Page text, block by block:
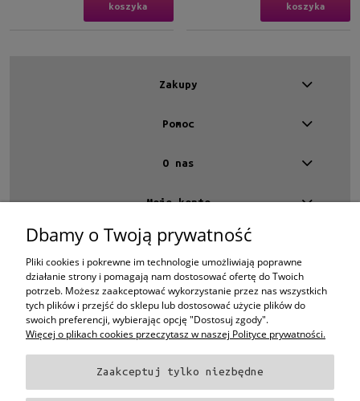
koszyka
koszyka
Zakupy
Pomoc
O nas
Moje konto
Kontakt
4 EYES OPTYKA -
optyk Warszawa
ul.Chmielna 4
00-020 Warszawa
woj. mazowieckie
+48 696 015 670
sklep@4eyes.pl
Oprawki i okulary Ray-BanOprawki i okulary PersolOprawki i okulary Polo
Dbamy o Twoją prywatność
Pliki cookies i pokrewne im technologie umożliwiają poprawne
działanie strony i pomagają nam dostosować ofertę do Twoich
potrzeb. Możesz zaakceptować wykorzystanie przez nas wszystkich
tych plików i przejść do sklepu lub dostosować użycie plików do
swoich preferencji, wybierając opcję "Dostosuj zgody".
Więcej o plikach cookies przeczytasz w naszej Polityce prywatności.
Zaakceptuj tylko niezbędne